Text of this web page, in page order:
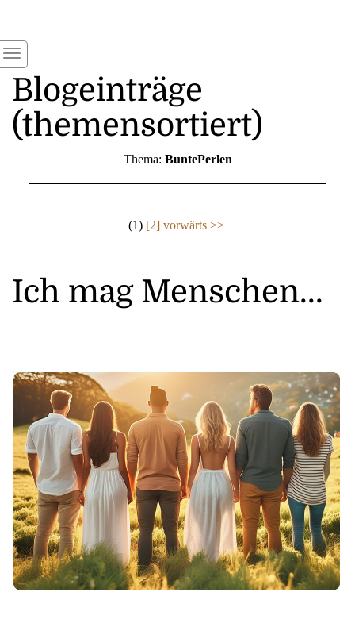
Blogeinträge
(themensortiert)
Thema: BuntePerlen
(1) [2] vorwärts >>
Ich mag Menschen...